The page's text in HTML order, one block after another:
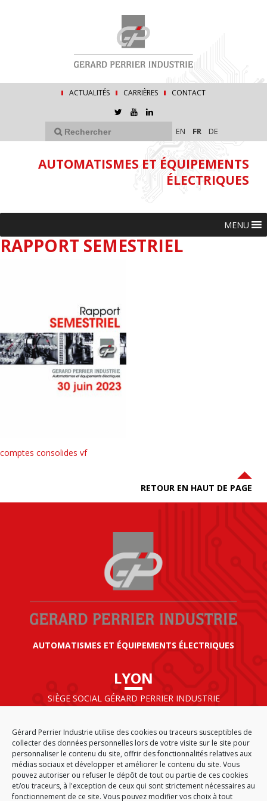
Gérard Perrier Industrie utilise des cookies ou traceurs susceptibles de
collecter des données personnelles lors de votre visite sur le site pour
personnaliser le contenu du site, offrir des fonctionnalités relatives aux
médias sociaux et développer et améliorer le contenu du site. Vous
pouvez autoriser ou refuser le dépôt de tout ou partie de ces cookies
et/ou traceurs, à l'exception de ceux qui sont strictement nécessaires au
fonctionnement de ce site. Vous pouvez modifier vos choix à tout
ACTUALITÉS CARRIÈRES CONTACT
EN FR DE
AUTOMATISMES ET ÉQUIPEMENTS
ÉLECTRIQUES
MENU
RAPPORT SEMESTRIEL
comptes consolides vf
RETOUR EN HAUT DE PAGE
AUTOMATISMES ET ÉQUIPEMENTS ÉLECTRIQUES
LYON
SIÈGE SOCIAL GÉRARD PERRIER INDUSTRIE
69125 LYON AÉROPORT SAINT EXUPÉRY
FRANCE